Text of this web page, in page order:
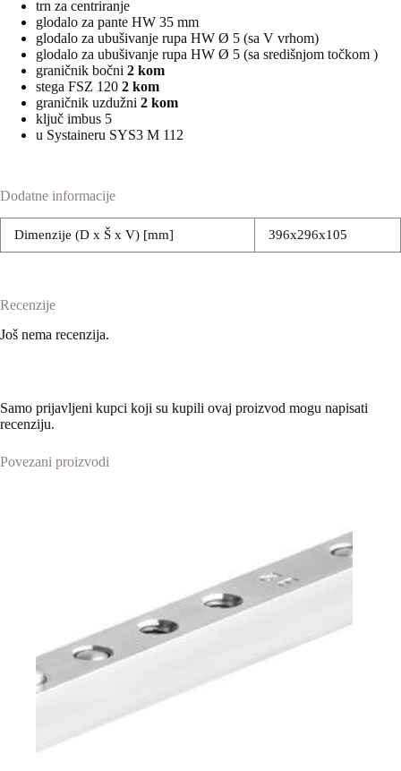
trn za centriranje
glodalo za pante HW 35 mm
glodalo za ubušivanje rupa HW Ø 5 (sa V vrhom)
glodalo za ubušivanje rupa HW Ø 5 (sa središnjom točkom )
graničnik bočni 2 kom
stega FSZ 120 2 kom
graničnik uzdužni 2 kom
ključ imbus 5
u Systaineru SYS3 M 112
Dodatne informacije
Dimenzije (D x Š x V) [mm] 396x296x105
Recenzije
Još nema recenzija.
Samo prijavljeni kupci koji su kupili ovaj proizvod mogu napisati
recenziju.
Povezani proizvodi